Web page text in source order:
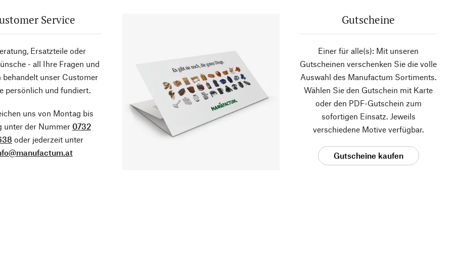
Service
Ersatzteile oder
- all Ihre Fragen und
behandelt unser Customer
persönlich und fundiert.
uns von Montag bis
unter der Nummer 0732
oder jederzeit unter
Gutscheine
Einer für alle(s): Mit unseren
Gutscheinen verschenken Sie die volle
Auswahl des Manufactum Sortiments.
Wählen Sie den Gutschein mit Karte
oder den PDF-Gutschein zum
sofortigen Einsatz. Jeweils
verschiedene Motive verfügbar.
Gutscheine kaufen